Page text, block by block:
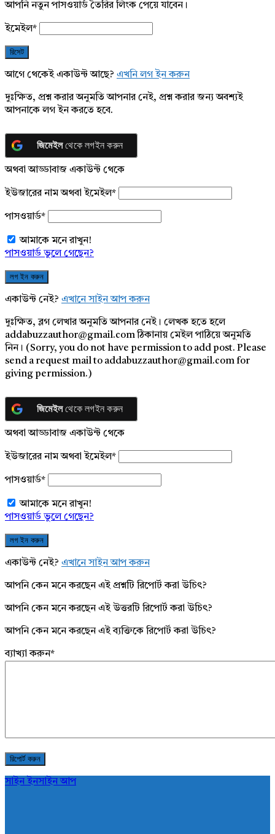
আপনি নতুন পাসওয়ার্ড তৈরির লিংক পেয়ে যাবেন।
ইমেইল*
আগে থেকেই একাউন্ট আছে? এখনি লগ ইন করুন
দুঃক্ষিত, প্রশ্ন করার অনুমতি আপনার নেই, প্রশ্ন করার জন্য অবশ্যই
আপনাকে লগ ইন করতে হবে.
জিমেইলথেকে লগইন করুন
অথবা আড্ডাবাজ একাউন্ট থেকে
ইউজারের নাম অথবা ইমেইল*
পাসওয়ার্ড*
আমাকে মনে রাখুন!
পাসওয়ার্ড ভুলে গেছেন?
একাউন্ট নেই? এখানে সাইন আপ করুন
দুঃক্ষিত, ব্লগ লেখার অনুমতি আপনার নেই। লেখক হতে হলে
addabuzzauthor@gmail.com ঠিকানায় মেইল পাঠিয়ে অনুমতি
নিন। (Sorry, you do not have permission to add post. Please
send a request mail to addabuzzauthor@gmail.com for
giving permission.)
জিমেইলথেকে লগইন করুন
অথবা আড্ডাবাজ একাউন্ট থেকে
ইউজারের নাম অথবা ইমেইল*
পাসওয়ার্ড*
আমাকে মনে রাখুন!
পাসওয়ার্ড ভুলে গেছেন?
একাউন্ট নেই? এখানে সাইন আপ করুন
আপনি কেন মনে করছেন এই প্রশ্নটি রিপোর্ট করা উচিৎ?
আপনি কেন মনে করছেন এই উত্তরটি রিপোর্ট করা উচিৎ?
আপনি কেন মনে করছেন এই ব্যক্তিকে রিপোর্ট করা উচিৎ?
ব্যাখ্যা করুন*
সাইন ইনসাইন আপ